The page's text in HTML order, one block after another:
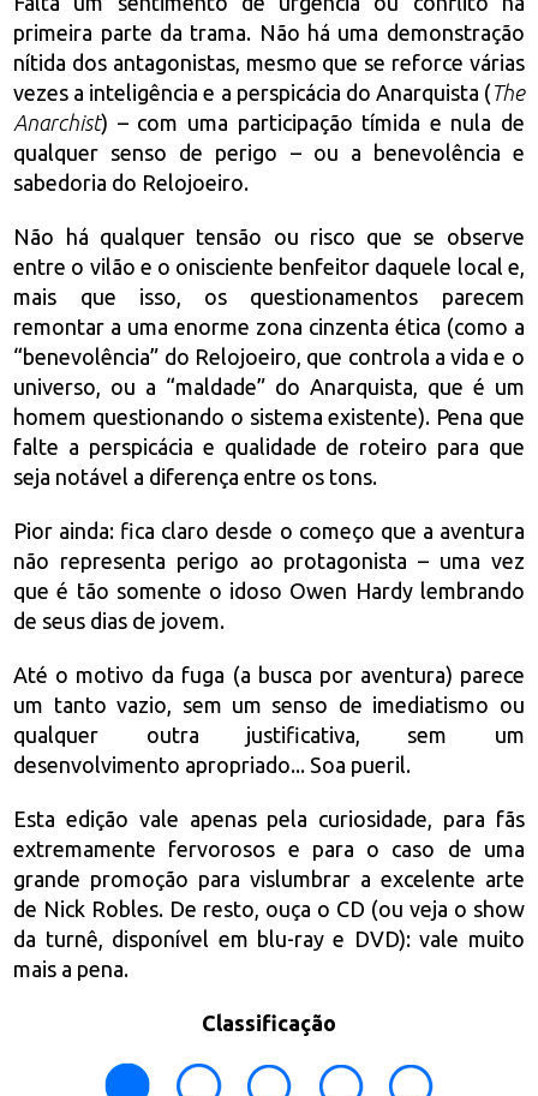
primeira parte da trama. Não há uma demonstração
nítida dos antagonistas, mesmo que se reforce várias
vezes a inteligência e a perspicácia do Anarquista (The
Anarchist) – com uma participação tímida e nula de
qualquer senso de perigo – ou a benevolência e
sabedoria do Relojoeiro.
Não há qualquer tensão ou risco que se observe
entre o vilão e o onisciente benfeitor daquele local e,
mais que isso, os questionamentos parecem
remontar a uma enorme zona cinzenta ética (como a
“benevolência” do Relojoeiro, que controla a vida e o
universo, ou a “maldade” do Anarquista, que é um
homem questionando o sistema existente). Pena que
falte a perspicácia e qualidade de roteiro para que
seja notável a diferença entre os tons.
Pior ainda: fica claro desde o começo que a aventura
não representa perigo ao protagonista – uma vez
que é tão somente o idoso Owen Hardy lembrando
de seus dias de jovem.
Até o motivo da fuga (a busca por aventura) parece
um tanto vazio, sem um senso de imediatismo ou
qualquer outra justificativa, sem um
desenvolvimento apropriado... Soa pueril.
Esta edição vale apenas pela curiosidade, para fãs
extremamente fervorosos e para o caso de uma
grande promoção para vislumbrar a excelente arte
de Nick Robles. De resto, ouça o CD (ou veja o show
da turnê, disponível em blu-ray e DVD): vale muito
mais a pena.
Classificação